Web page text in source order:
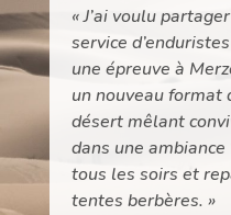
« J’ai voulu
service
une épreuve à
un nouveau format
désert mêlant
dans une ambiance
tous les soirs et
tentes berbères. »